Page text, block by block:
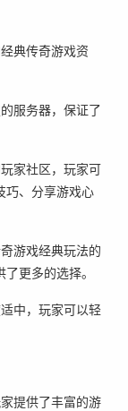
典传奇游戏资
服务器，保证了
家社区，玩家可
巧、分享游戏心
游戏经典玩法的
更多的选择。
中，玩家可以轻
提供了丰富的游